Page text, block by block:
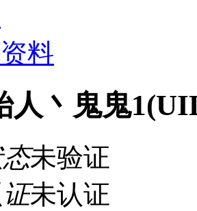
料
人丶鬼鬼1
未验证
未认证